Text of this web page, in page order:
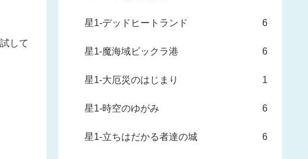
して
星1-デッドヒートランド 6
星1-魔海域ビックラ港 6
星1-大厄災のはじまり 1
星1-時空のゆがみ 6
星1-立ちはだかる者達の城 6